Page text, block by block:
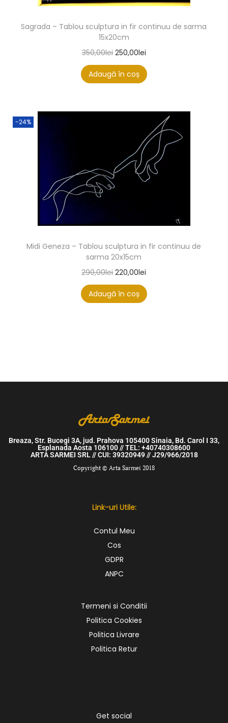
Sagrada – Tablou sculptura in fir continuu de sarma
15x20cm
350,00lei 250,00lei
Adaugă în coș
-24%
Midi Geneza – Tablou sculptura in fir continuu de
sarma 20x15cm
290,00lei 220,00lei
Adaugă în coș
Breaza, Str. Bucegi 3A, jud. Prahova 105400 Sinaia, Bd. Carol I 33,
Esplanada Aosta 106100 // TEL: +40740308600
ARTA SARMEI SRL // CUI: 39320949 // J29/966/2018
Copyright © Arta Sarmei 2018
Link-uri Utile:
Contul Meu
Cos
GDPR
ANPC
Termeni si Conditii
Politica Cookies
Politica Livrare
Politica Retur
Get social